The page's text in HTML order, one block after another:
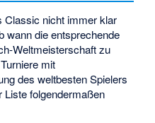
Classic nicht immer klar
wann die entsprechende
Weltmeisterschaft zu
mit
des weltbesten Spielers
Liste folgendermaßen